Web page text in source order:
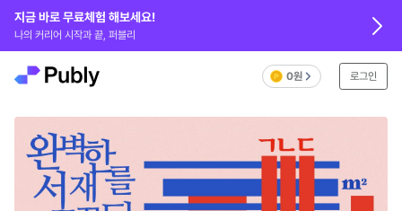
0원 로그인
지금 바로 무료체험 해보세요!
나의 커리어 시작과 끝, 퍼블리